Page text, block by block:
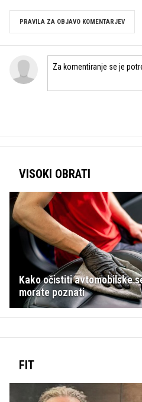
PRAVILA ZA OBJAVO KOMENTARJEV
VISOKI OBRATI
Kako očistiti avtomobilske
morate poznati
FIT